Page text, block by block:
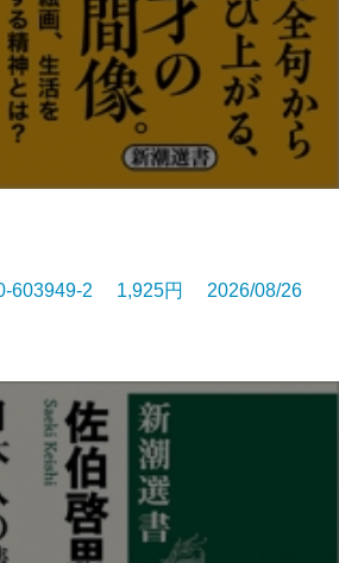
603949-2 1,925円 2026/08/26